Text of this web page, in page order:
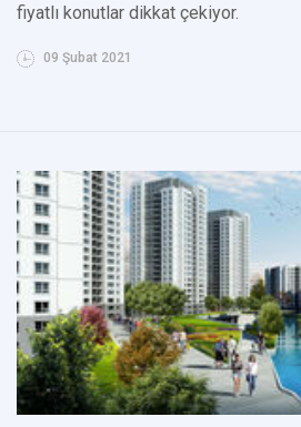
fiyatlı konutlar dikkat çekiyor.
09 Şubat 2021